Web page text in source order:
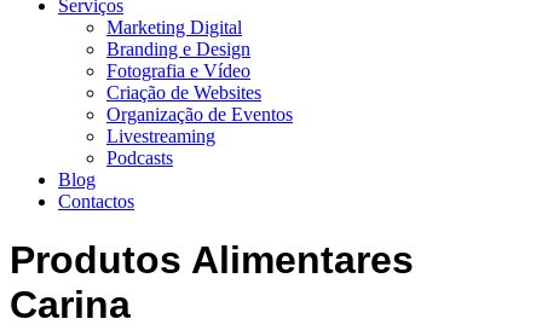
Serviços
Marketing Digital
Branding e Design
Fotografia e Vídeo
Criação de Websites
Organização de Eventos
Livestreaming
Podcasts
Blog
Contactos
Produtos Alimentares
Carina